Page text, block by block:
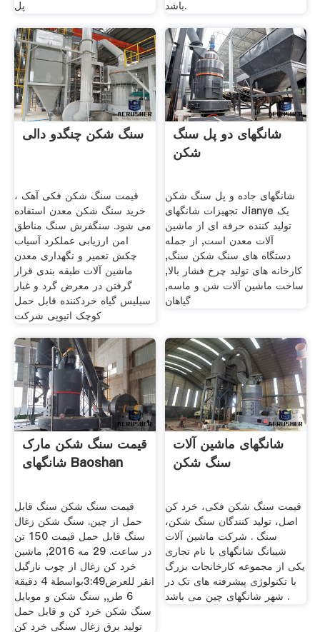
پل باشد.
سنگ شکن چنگدو دالی
قیمت سنگ شکن فکی آهک ،
خرید سنگ شکن معدن استفاده
می شود. سنگفرش سنگ مناطق
امن ارزیابی عملکرد آسیاب
چکش تعمیر و نگهداری معدن
ماشین آلات طبقه بندی قرار
گرفتن در معرض گرد و غبار
سیلیس گیاه خردکننده قابل حمل
کوچک اتیوپی شرکت
شانگهای دو پل سنگ
شکن
شانگهای جاده و پل سنگ شکن
تجهیزات شانگهای Jianye یک
تولید کننده حرفه ای از ماشین
آلات معدن است, از جمله
دستگاه های سنگ شکن سنگ,
کارخانه های تولید چرخ فشار بالا,
ساخت ماشین آلات شن و ماسه,
گیاهان
قیمت سنگ شکن مارک
شانگهای Baoshan
قیمت سنگ شکن سنگ قابل
حمل از چین. سنگ شکن زغال
سنگ قابل حمل قیمت 150 تن
در ساعت. 29 مه 2016, ماشین
خرد کن زغال از چوب نارگیل
انقر للعرض3:49بواسطة 4 دقيقة
6 طر,, سنگ شکن و موبایل
سنگ شکن خرد کن و قابل حمل
تولید برق زغال سنگی خرد کن
شانگهای ماشین آلات
سنگ شکن
قیمت سنگ شکن فکی، خرد کن
اصل، تولید کنندگان سنگ شکن،
سنگ . شرکت ماشین آلات
شیبانگ شانگهای با نام تجاری
یکی از مجموعه کارخانجات بزرگ
با تکنولوژی پیشرفته های تک در
شهر شانگهای چین می باشد .